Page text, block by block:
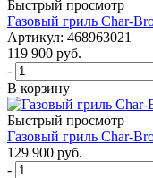
Быстрый просмотр
Газовый гриль Char-
Артикул: 468963021
119 900 руб.
-
В корзину
Быстрый просмотр
Газовый гриль Char-
129 900 руб.
-